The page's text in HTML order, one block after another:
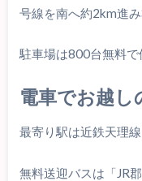
号線を南へ約2km進
駐車場は800台無料で
電車でお越し
最寄り駅は近鉄天理
無料送迎バスは「JR